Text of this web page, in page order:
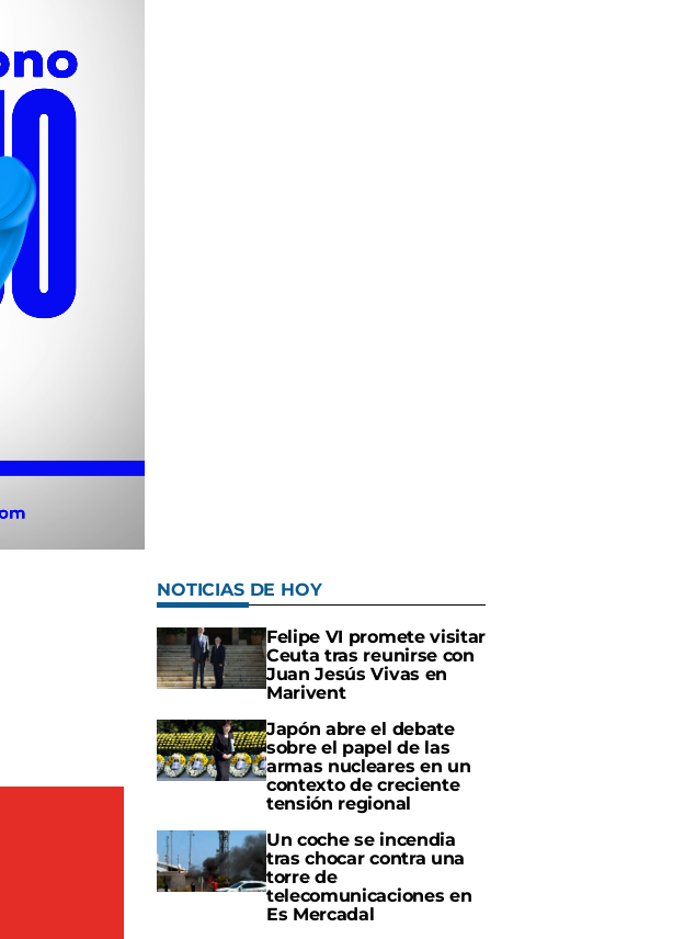
NOTICIAS DE HOY
Felipe VI promete visitar
Ceuta tras reunirse con
Juan Jesús Vivas en
Marivent
Japón abre el debate
sobre el papel de las
armas nucleares en un
contexto de creciente
tensión regional
Un coche se incendia
tras chocar contra una
torre de
telecomunicaciones en
Es Mercadal